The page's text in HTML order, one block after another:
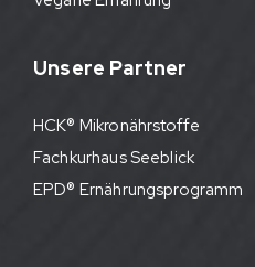
Unsere Partner
HCK® Mikronährstoffe
Fachkurhaus Seeblick
EPD® Ernährungsprogramm